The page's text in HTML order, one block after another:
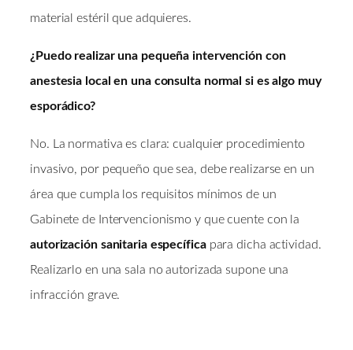
material estéril que adquieres.
¿Puedo realizar una pequeña intervención con
anestesia local en una consulta normal si es algo muy
esporádico?
No. La normativa es clara: cualquier procedimiento
invasivo, por pequeño que sea, debe realizarse en un
área que cumpla los requisitos mínimos de un
Gabinete de Intervencionismo y que cuente con la
autorización sanitaria específicapara dicha actividad.
Realizarlo en una sala no autorizada supone una
infracción grave.